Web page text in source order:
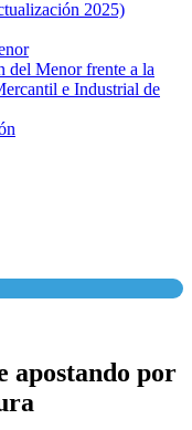
2025)
del Menor frente a la
e Industrial de
apostando por